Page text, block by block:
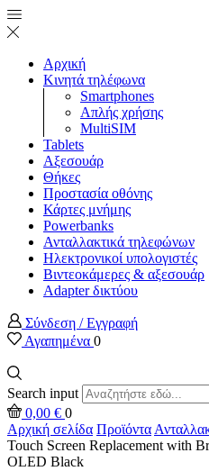
Αρχική
Κινητά τηλέφωνα
Smartphones
Απλής χρήσης
MultiSIM
Tablets
Αξεσουάρ
Θήκες
Προστασία οθόνης
Κάρτες μνήμης
Powerbanks
Ανταλλακτικά τηλεφώνων
Ηλεκτρονικοί υπολογιστές
Βιντεοκάμερες & αξεσουάρ
Adapter δικτύου
Σύνδεση / Εγγραφή
Αγαπημένα 0
Search input
0,00 € 0
Αρχική σελίδα Προϊόντα
Touch Screen Replacement with
OLED Black